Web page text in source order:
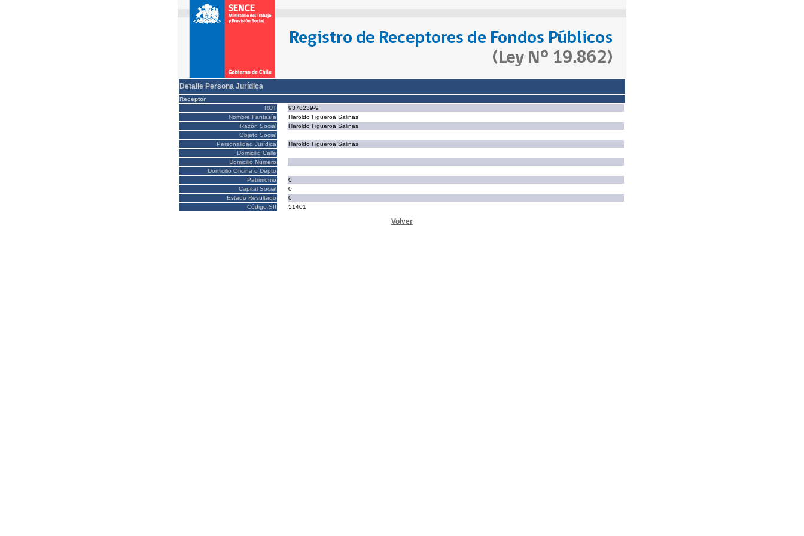
Detalle Persona Jurídica
Receptor
RUT
9378239-9
Nombre Fantasía
Haroldo Figueroa Salinas
Razón Social
Haroldo Figueroa Salinas
Objeto Social
Personalidad Jurídica
Haroldo Figueroa Salinas
Domicilio Calle
Domicilio Número
Domicilio Oficina o Depto
Patrimonio
0
Capital Social
0
Estado Resultado
0
Código SII
51401
Volver